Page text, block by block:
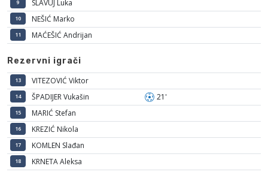
9 SLAVUJ Luka
10 NEŠIĆ Marko
11 MAĆEŠIĆ Andrijan
Rezervni igrači
13 VITEZOVIĆ Viktor
14 ŠPADIJER Vukašin 21'
15 MARIĆ Stefan
16 KREZIĆ Nikola
17 KOMLEN Slađan
18 KRNETA Aleksa